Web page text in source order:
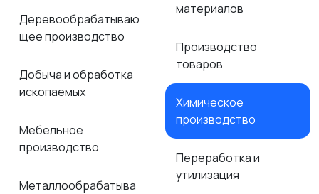
Деревообрабатываю
щее производство
Добыча и обработка
ископаемых
Мебельное
производство
Металлообрабатыва
материалов
Производство
товаров
Химическое
производство
Переработка и
утилизация